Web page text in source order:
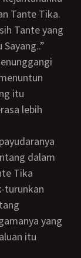
Tante Tika.
Tante yang
itu
lebih
dalam
Tika
turunkan
yang
itu